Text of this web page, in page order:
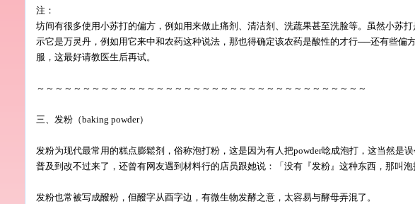
注：
坊间有很多使用小苏打的偏方，例如用来做止痛剂、清洁剂、洗蔬果甚至洗脸等。虽然小苏
示它是万灵丹，例如用它来中和农药这种说法，那也得确定该农药是酸性的才行──还有些偏
服，这最好请教医生后再试。
～～～～～～～～～～～～～～～～～～～～～～～～～～～～～～～～～～～～
三、发粉（baking powder）
发粉为现代最常用的糕点膨鬆剂，俗称泡打粉，这是因为有人把powder唸成泡打，这当然是
普及到改不过来了，还曾有网友遇到材料行的店员跟她说：「没有『发粉』这种东西，那叫泡
发粉也常被写成醱粉，但醱字从酉字边，有微生物发酵之意，太容易与酵母弄混了。